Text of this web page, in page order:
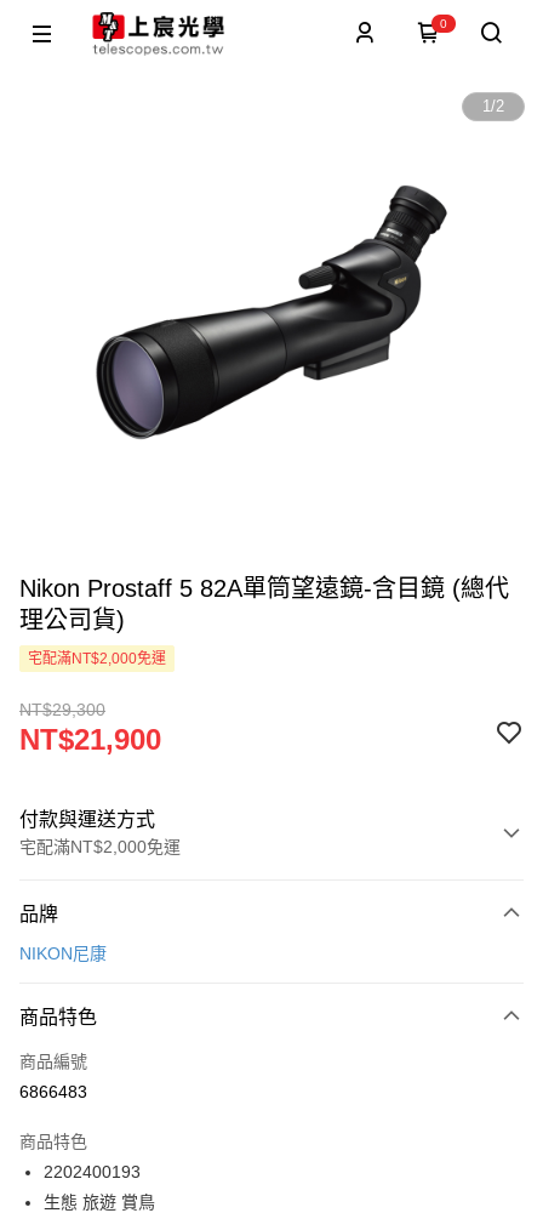
0
1/2
Nikon Prostaff 5 82A單筒望遠鏡-含目鏡 (總代
理公司貨)
宅配滿NT$2,000免運
NT$29,300
NT$21,900
付款與運送方式
宅配滿NT$2,000免運
信用卡一次付款
Apple Pay
ATM付款
郵寄到府(台灣本島適用)
每筆NT$100，滿NT$2,000(含以上)免運費
品牌
NIKON尼康
商品特色
商品編號
6866483
商品特色
2202400193
生態 旅遊 賞鳥